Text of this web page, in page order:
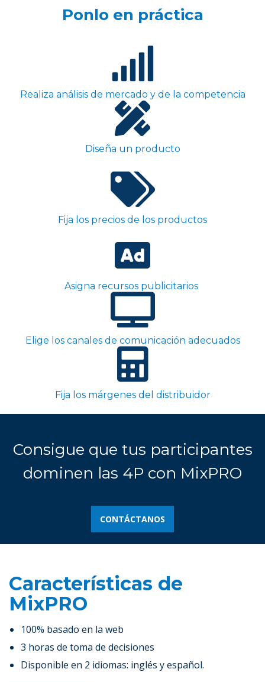
Ponlo en práctica
Realiza análisis de mercado y de la competencia
Diseña un producto
Fija los precios de los productos
Asigna recursos publicitarios
Elige los canales de comunicación adecuados
Fija los márgenes del distribuidor
Consigue que tus participantes
dominen las 4P con MixPRO
CONTÁCTANOS
Características de
MixPRO
100% basado en la web
3 horas de toma de decisiones
Disponible en 2 idiomas: inglés y español.